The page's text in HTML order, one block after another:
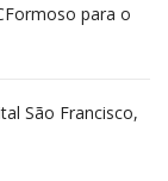
para o
São Francisco,